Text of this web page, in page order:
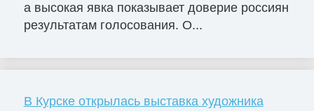
а высокая явка показывает доверие россиян
результатам голосования. О...
В Курске открылась выставка художника